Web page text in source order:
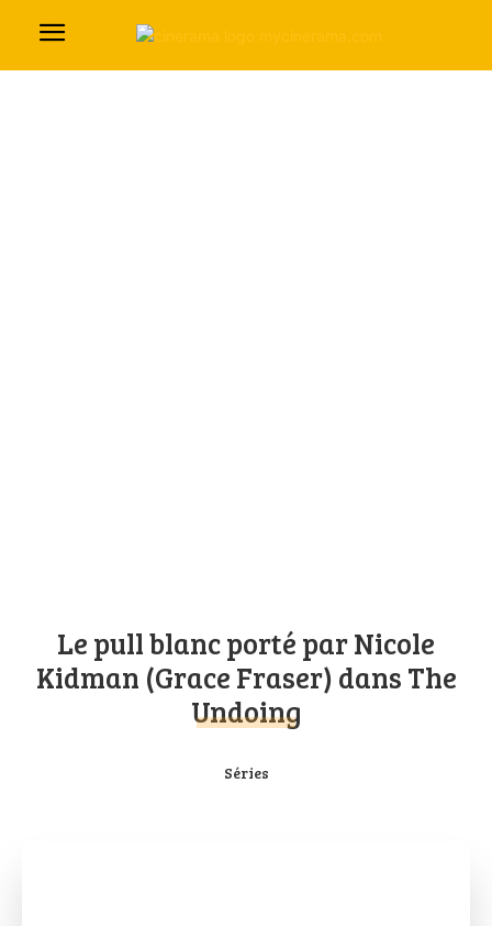
Le pull blanc porté par Nicole
Kidman (Grace Fraser) dans The
Undoing
Séries